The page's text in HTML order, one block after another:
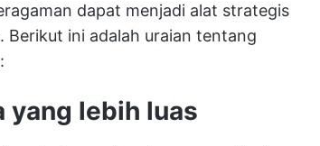
dapat menjadi alat strategis
ini adalah uraian tentang
yang lebih luas